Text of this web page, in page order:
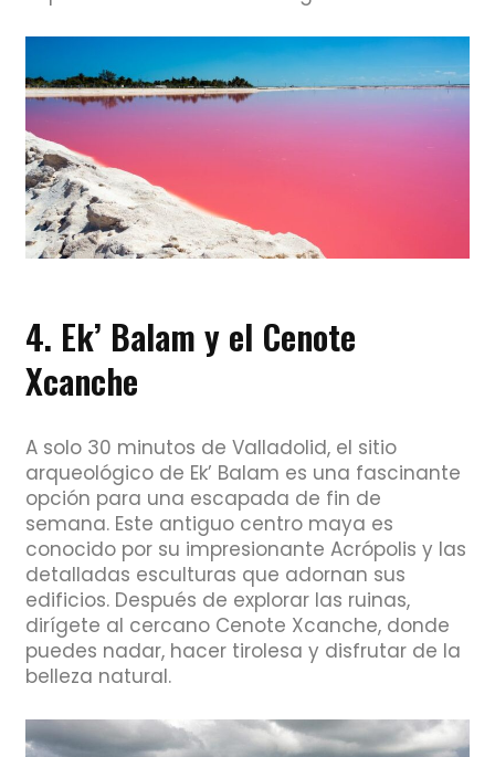
4. Ek’ Balam y el Cenote
Xcanche
A solo 30 minutos de Valladolid, el sitio
arqueológico de Ek’ Balam es una fascinante
opción para una escapada de fin de
semana. Este antiguo centro maya es
conocido por su impresionante Acrópolis y las
detalladas esculturas que adornan sus
edificios. Después de explorar las ruinas,
dirígete al cercano Cenote Xcanche, donde
puedes nadar, hacer tirolesa y disfrutar de la
belleza natural.